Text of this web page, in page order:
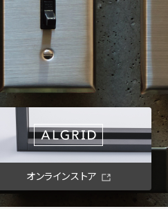
オンラインストア